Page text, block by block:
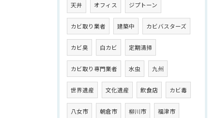
天井 オフィス ジプトーン
カビ取り業者 建築中 カビバスターズ
カビ臭 白カビ 定期清掃
カビ取り専門業者 水虫 九州
世界遺産 文化遺産 飲食店 カビ毒
八女市 朝倉市 柳川市 福津市